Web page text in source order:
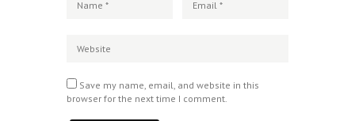
Save my name, email, and website in this
browser for the next time I comment.